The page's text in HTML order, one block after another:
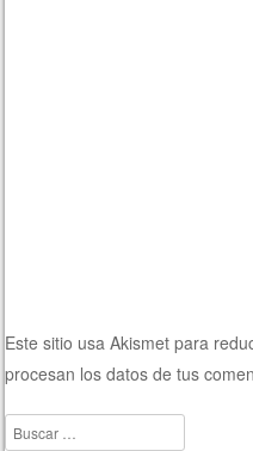
Este sitio usa Akismet para
procesan los datos de tus
Buscar